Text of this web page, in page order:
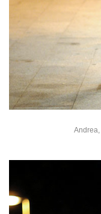
Andrea,